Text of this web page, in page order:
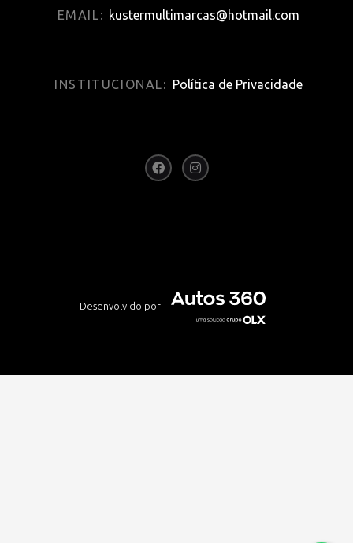
EMAIL: kustermultimarcas@hotmail.com
INSTITUCIONAL: Política de Privacidade
Desenvolvido por